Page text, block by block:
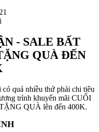
- SALE BẤT
QUÀ ĐẾN
quá nhiều thứ phải chi tiêu
trình khuyến mãi CUỐI
QUÀ lên đến 400K.